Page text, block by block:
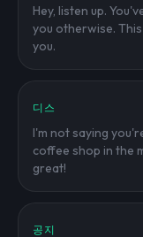
Hey, listen up.
you otherwise.
you.
디스
I'm not saying
coffee shop in the
great!
공지